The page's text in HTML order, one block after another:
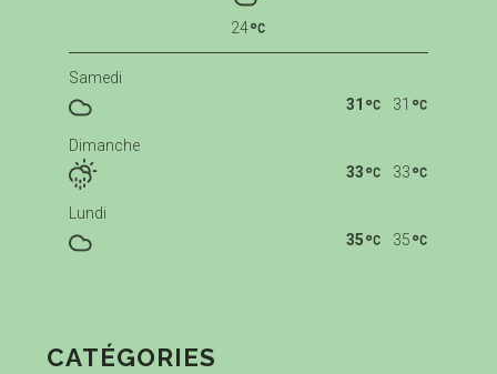
24
Samedi
31
31
Dimanche
33
33
Lundi
35
35
CATÉGORIES